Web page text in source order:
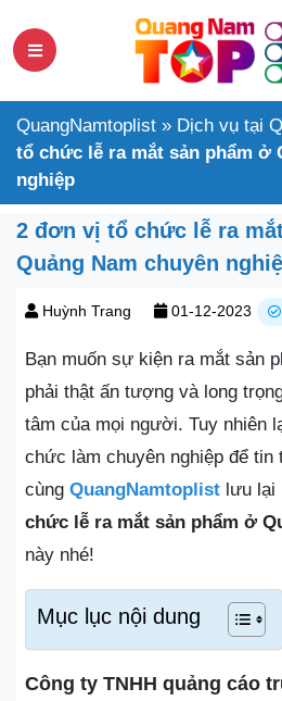
QuangNamtoplist » Dịch vụ tại
tổ chức lễ ra mắt sản phẩm ở
nghiệp
2 đơn vị tổ chức lễ ra
Quảng Nam chuyên
Huỳnh Trang 01-12-2023
Bạn muốn sự kiện ra mắt sản
phải thật ấn tượng và long
tâm của mọi người. Tuy nhiên
chức làm chuyên nghiệp để
cùng QuangNamtoplist lưu lại
chức lễ ra mắt sản phẩm ở
này nhé!
Mục lục nội dung
Công ty TNHH quảng cáo